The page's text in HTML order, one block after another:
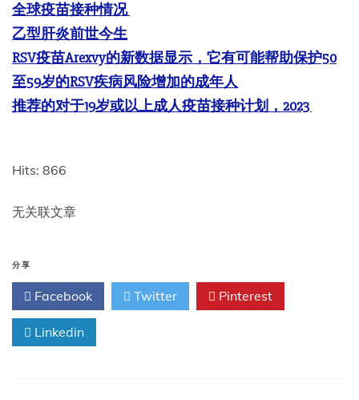
全球疫苗接种情况
乙型肝炎前世今生
RSV疫苗Arexvy的新数据显示，它有可能帮助保护50
至59岁的RSV疾病风险增加的成年人
推荐的对于19岁或以上成人疫苗接种计划，2023
Hits: 866
无关联文章
分享
Facebook Twitter Pinterest
Linkedin